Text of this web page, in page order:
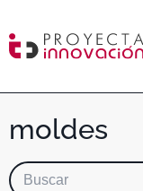
moldes